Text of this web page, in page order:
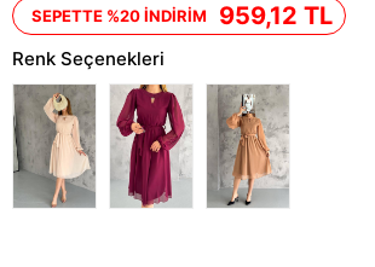
SEPETTE %20 İNDİRİM 959,12 TL
Renk Seçenekleri